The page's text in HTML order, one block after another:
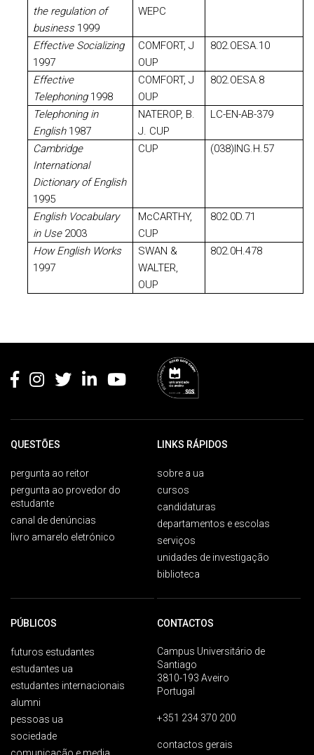
the regulation of
business 1999
WEPC
Effective Socializing
1997
COMFORT, J
OUP
802.OESA.10
Effective
Telephoning 1998
COMFORT, J
OUP
802.OESA.8
Telephoning in
English 1987
NATEROP, B.
J. CUP
LC-EN-AB-379
Cambridge
International
Dictionary of English
1995
CUP (038)ING.H.57
English Vocabulary
in Use 2003
McCARTHY,
CUP
802.0D.71
How English Works
1997
SWAN &
WALTER,
OUP
802.0H.478
QUESTÕES
pergunta ao reitor
pergunta ao provedor do
estudante
canal de denúncias
livro amarelo eletrónico
LINKS RÁPIDOS
sobre a ua
cursos
candidaturas
departamentos e escolas
serviços
unidades de investigação
biblioteca
PÚBLICOS
futuros estudantes
estudantes ua
estudantes internacionais
alumni
pessoas ua
sociedade
CONTACTOS
Campus Universitário de
Santiago
3810-193 Aveiro
Portugal
+351 234 370 200
contactos gerais